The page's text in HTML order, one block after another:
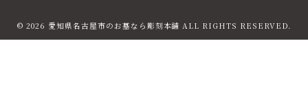
© 2026 愛知県名古屋市のお墓なら彫刻本舗 ALL RIGHTS RESERVED.